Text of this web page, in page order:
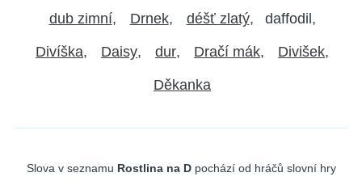
dub zimní Drnek déšť zlatý daffodil
Divíška Daisy dur Dračí mák Divišek
Děkanka
Slova v seznamu Rostlina na Dpochází od hráčů slovní hry